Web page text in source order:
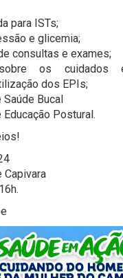
para ISTs;
e glicemia;
consultas e exames;
sobre os cuidados
dos EPIs;
Bucal
Postural.
Capivara